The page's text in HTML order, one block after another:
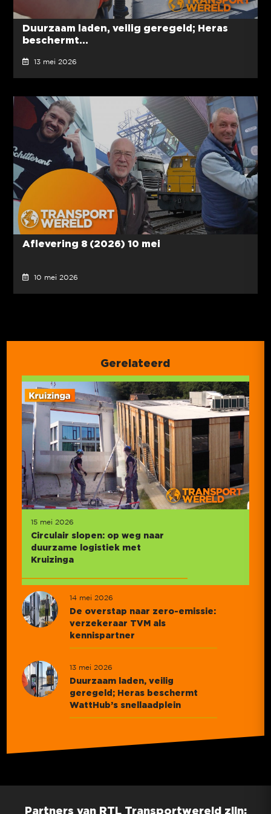
Duurzaam laden, veilig geregeld; Heras
beschermt...
13 mei 2026
Aflevering 8 (2026) 10 mei
10 mei 2026
Gerelateerd
15 mei 2026
Circulair slopen: op weg naar
duurzame logistiek met
Kruizinga
14 mei 2026
De overstap naar zero-emissie:
verzekeraar TVM als
kennispartner
13 mei 2026
Duurzaam laden, veilig
geregeld; Heras beschermt
WattHub’s snellaadplein
Partners van RTL Transportwereld zijn: